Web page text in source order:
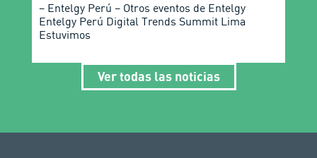
– Entelgy Perú – Otros eventos de Entelgy
Entelgy Perú Digital Trends Summit Lima
Estuvimos
Ver todas las noticias